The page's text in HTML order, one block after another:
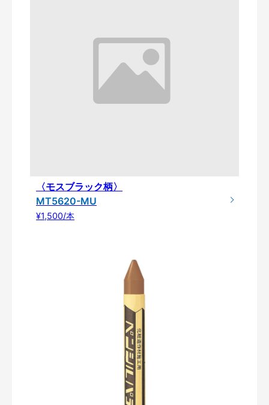
〈モスブラック柄〉
MT5620-MU
¥1,500/本